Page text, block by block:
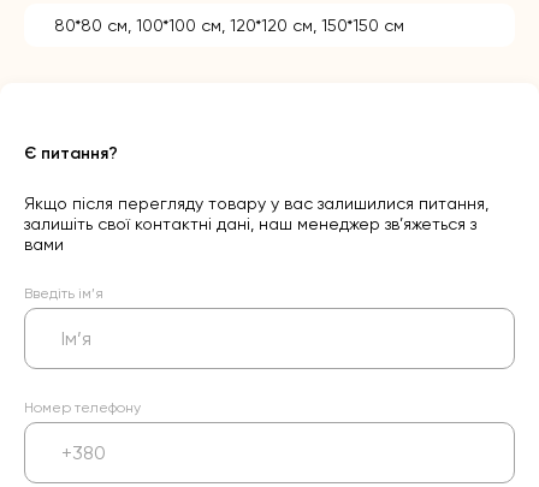
80*80 см, 100*100 см, 120*120 см, 150*150 см
Є питання?
Якщо після перегляду товару у вас залишилися питання,
залишіть свої контактні дані, наш менеджер зв’яжеться з
вами
Введіть ім’я
Номер телефону